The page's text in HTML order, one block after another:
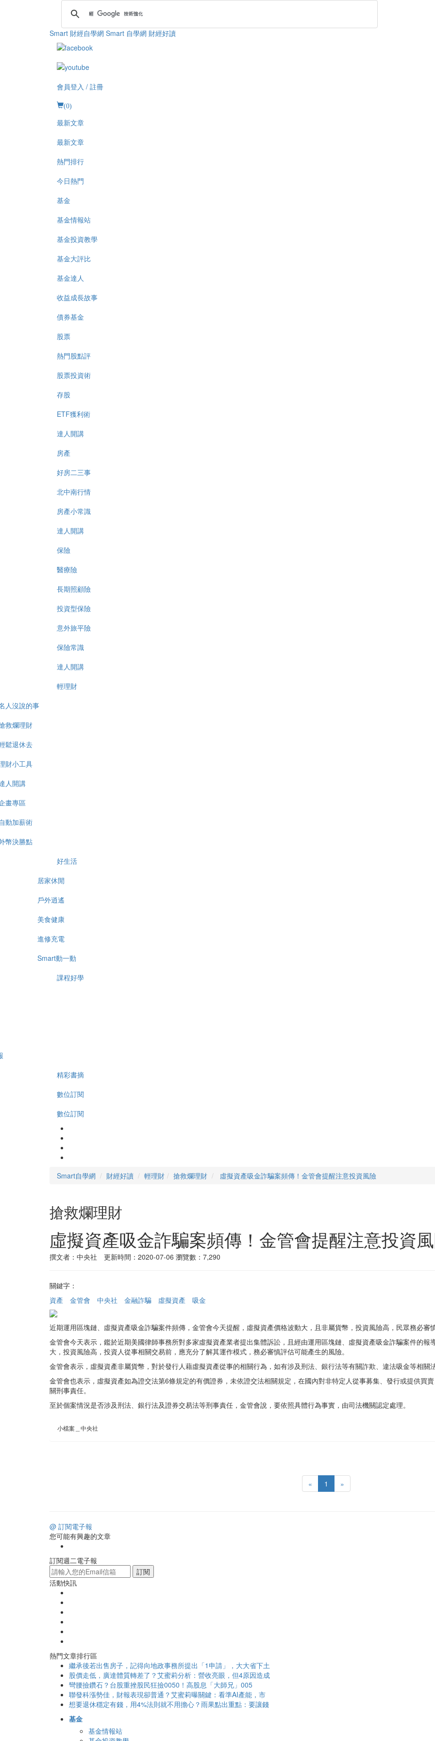
Smart 財經自學網 Smart 自學網 財經好讀
會員登入 / 註冊
(0)
最新文章
最新文章
熱門排行
今日熱門
基金
基金情報站
基金投資教學
基金大評比
基金達人
收益成長故事
債券基金
股票
熱門股點評
股票投資術
存股
ETF獲利術
達人開講
房產
好房二三事
北中南行情
房產小常識
達人開講
保險
醫療險
長期照顧險
投資型保險
意外旅平險
保險常識
達人開講
輕理財
人沒說的事
救爛理財
鬆退休去
財小工具
人開講
畫專區
動加薪術
幣決勝點
好生活
居家休閒
戶外逍遙
美食健康
進修充電
Smart動一動
課程好學
精彩書摘
數位訂閱
數位訂閱
Smart自學網 財經好讀 輕理財 搶救爛理財 虛擬資產吸金詐騙案頻傳！金管會提醒注意投資風險
搶救爛理財
虛擬資產吸金詐騙案頻傳！金管會提醒注意投資
撰文者：中央社 更新時間：2020-07-06 瀏覽數：7,290
關鍵字：
資產
金管會 中央社 金融詐騙 虛擬資產 吸金
近期運用區塊鏈、虛擬資產吸金詐騙案件頻傳，金管會今天提醒，虛擬資產價格波動大，且非屬貨幣，投資風險高，民眾務必
金管會今天表示，鑑於近期美國律師事務所對多家虛擬資產業者提出集體訴訟，且經由運用區塊鏈、虛擬資產吸金詐騙案件的
大，投資風險高，投資人從事相關交易前，應充分了解其運作模式，務必審慎評估可能產生的風險。
金管會表示，虛擬資產非屬貨幣，對於發行人藉虛擬資產從事的相關行為，如有涉及刑法、銀行法等有關詐欺、違法吸金等相關
金管會也表示，虛擬資產如為證交法第6條規定的有價證券，未依證交法相關規定，在國內對非特定人從事募集、發行或提供買
關刑事責任。
至於個案情況是否涉及刑法、銀行法及證券交易法等刑事責任，金管會說，要依照具體行為事實，由司法機關認定處理。
小檔案＿中央社
« 1 »
@ 訂閱電子報
您可能有興趣的文章
訂閱週二電子報
訂閱
活動快訊
熱門文章排行區
繼承後若出售房子，記得向地政事務所提出「1申請」，大大省下土
股價走低，廣達體質轉差了？艾蜜莉分析：營收亮眼，但4原因造成
彎腰撿鑽石？台股重挫股民狂撿0050！高股息「大師兄」005
聯發科漲勢佳，財報表現卻普通？艾蜜莉曝關鍵：看準AI產能，市
想要退休穩定有錢，用4%法則就不用擔心？雨果點出重點：要讓錢
基金
基金情報站